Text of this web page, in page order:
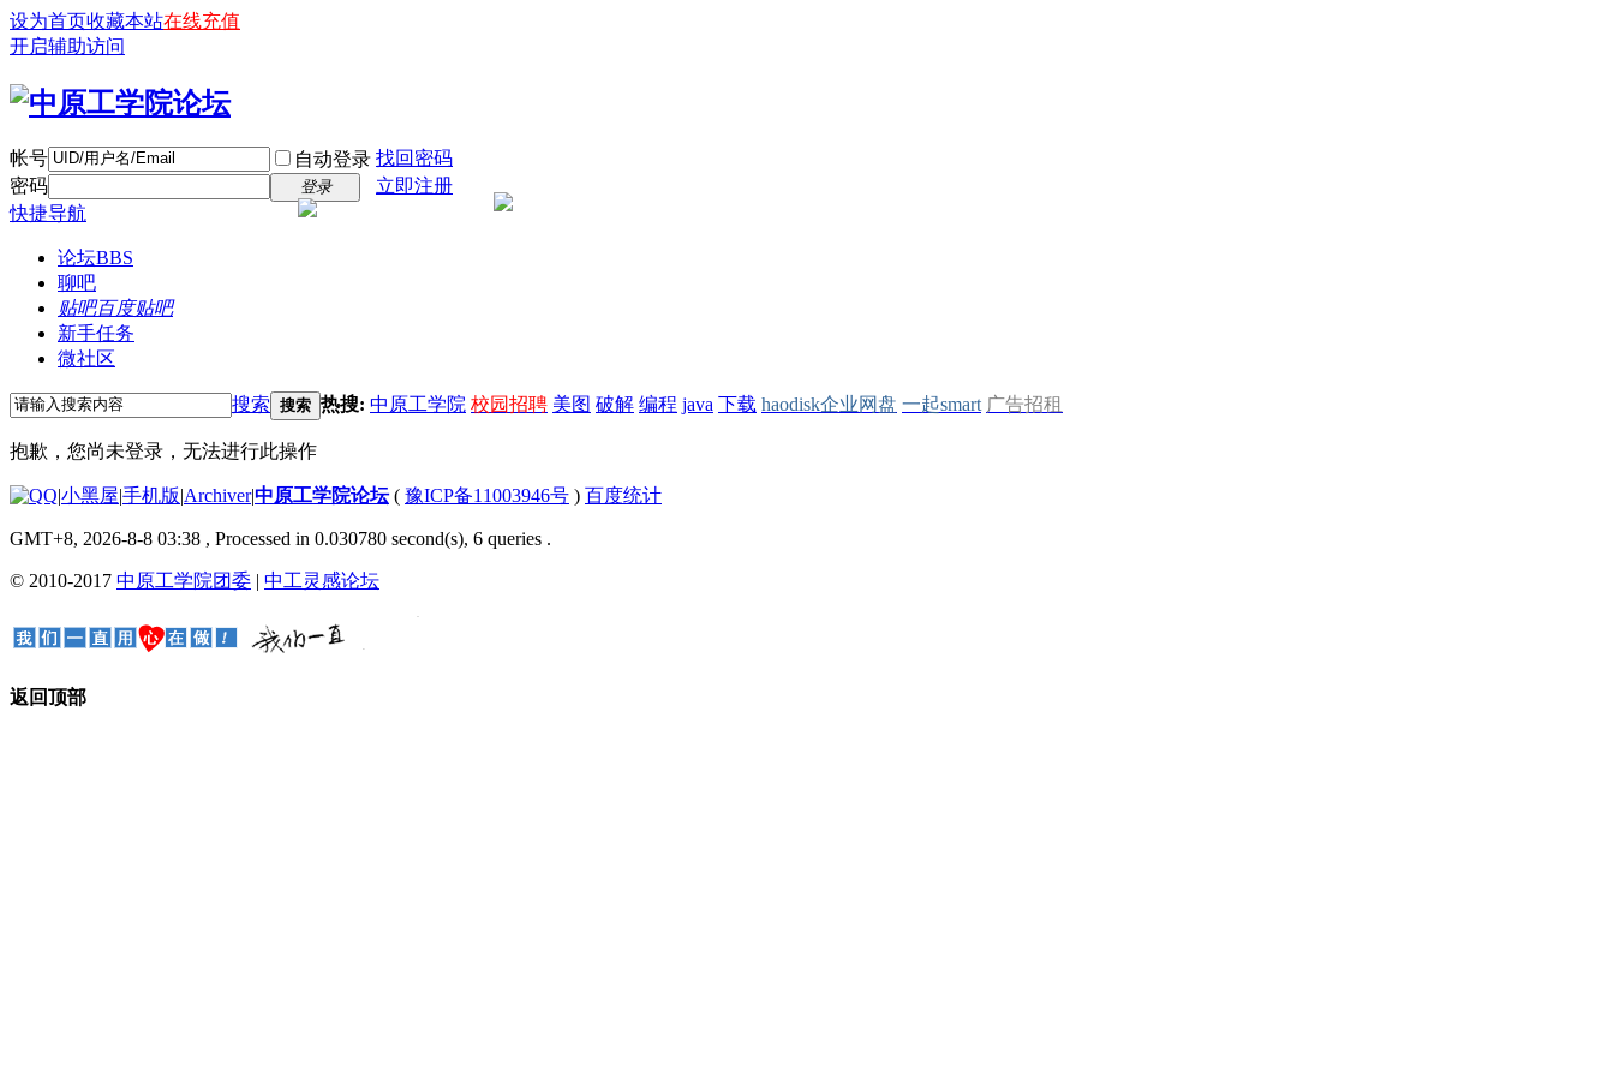
设为首页收藏本站在线充值
开启辅助访问
帐号 自动登录 找回密码
密码
登录
立即注册
快捷导航
论坛BBS
聊吧
贴吧百度贴吧
新手任务
微社区
搜索 搜索 热搜: 中原工学院 校园招聘 美图 破解 编程 java 下载 haodisk企业网盘 一起smart 广告招租
抱歉，您尚未登录，无法进行此操作
|小黑屋|手机版|Archiver|中原工学院论坛( 豫ICP备11003946号 ) 百度统计
GMT+8, 2026-8-8 03:38 , Processed in 0.030780 second(s), 6 queries .
© 2010-2017 中原工学院团委 | 中工灵感论坛
返回顶部